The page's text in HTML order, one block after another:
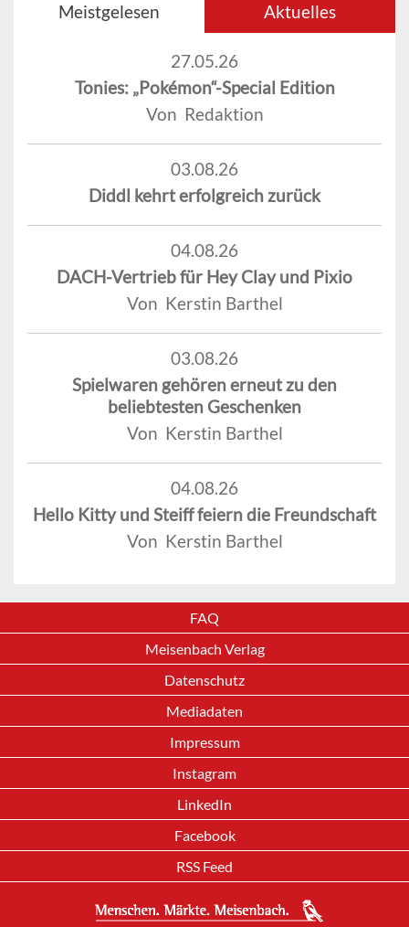
Meistgelesen Aktuelles
27.05.26
Tonies: „Pokémon“-Special Edition
Von Redaktion
03.08.26
Diddl kehrt erfolgreich zurück
04.08.26
DACH-Vertrieb für Hey Clay und Pixio
Von Kerstin Barthel
03.08.26
Spielwaren gehören erneut zu den
beliebtesten Geschenken
Von Kerstin Barthel
04.08.26
Hello Kitty und Steiff feiern die Freundschaft
Von Kerstin Barthel
FAQ
Meisenbach Verlag
Datenschutz
Mediadaten
Impressum
Instagram
LinkedIn
Facebook
RSS Feed